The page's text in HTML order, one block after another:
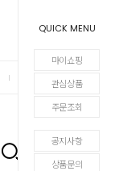
QUICK MENU
마이쇼핑
관심상품
주문조회
공지사항
상품문의
0